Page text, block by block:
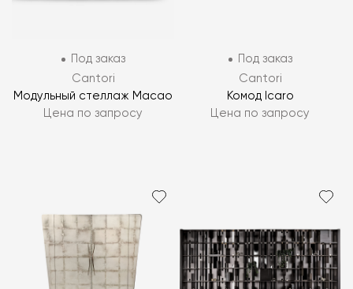
Под заказ
Cantori
Модульный стеллаж Macao
Цена по запросу
Под заказ
Cantori
Комод Icaro
Цена по запросу